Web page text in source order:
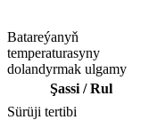
Batareýanyň
temperaturasyny
dolandyrmak ulgamy
Şassi / Rul
Sürüji tertibi